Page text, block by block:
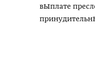
выплате